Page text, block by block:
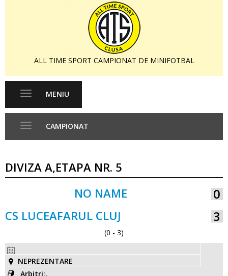
ALL TIME SPORT CAMPIONAT DE MINIFOTBAL
Toggle
MENIU
CAMPIONAT
DIVIZA A,ETAPA NR. 5
NO NAME
0
3
CS LUCEAFARUL CLUJ
(0 - 3)
NEPREZENTARE
Arbitri:,